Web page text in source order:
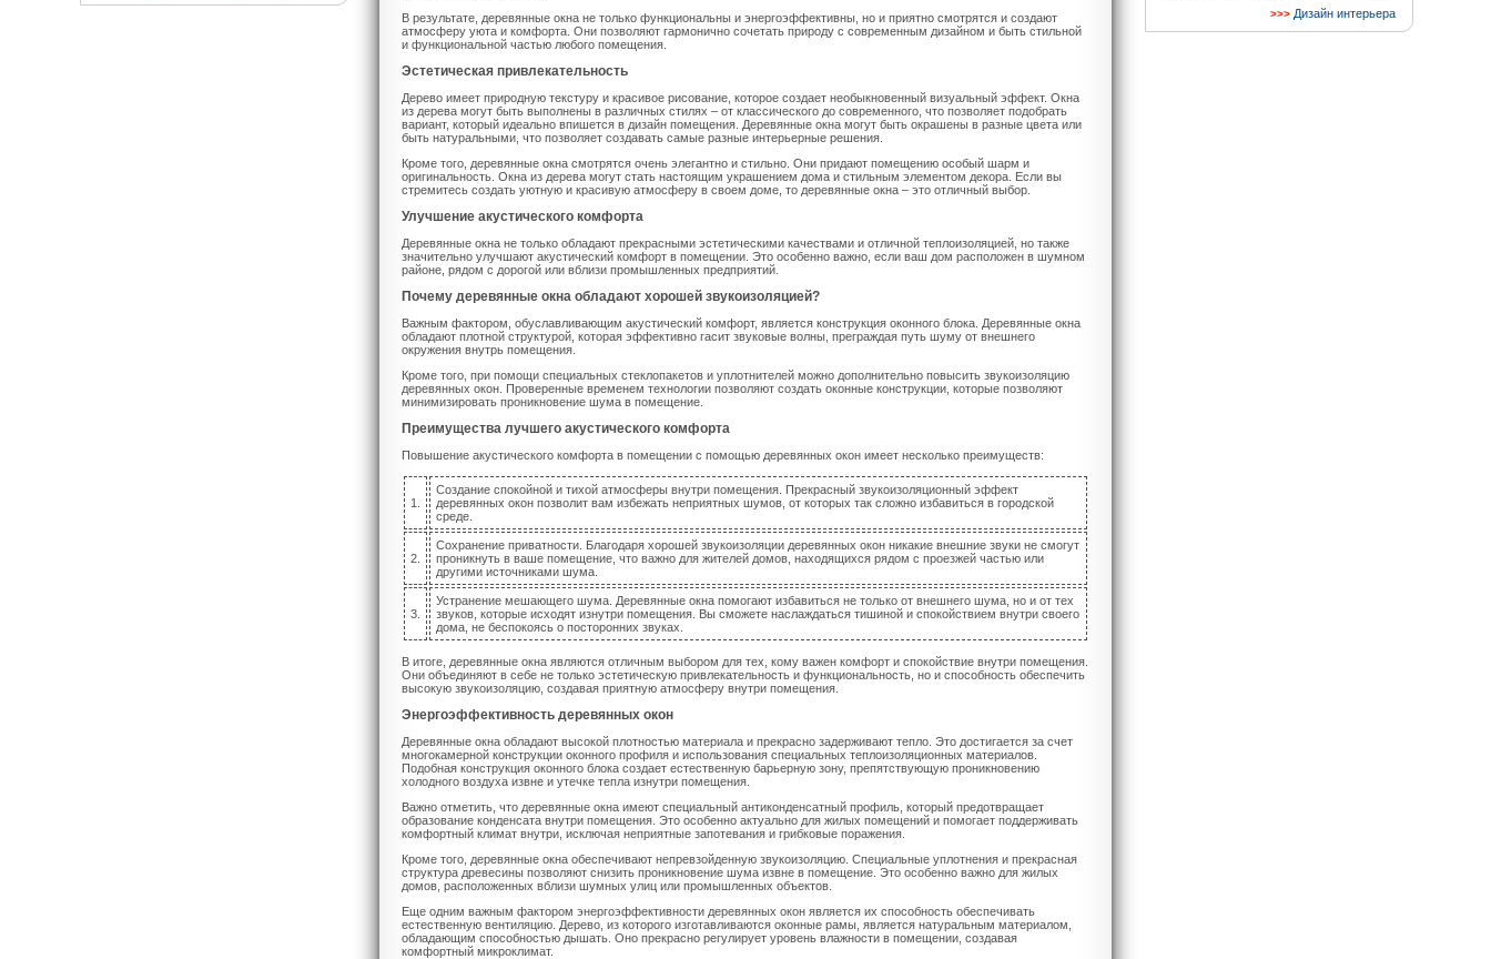
В результате, деревянные окна не только функциональны и энергоэффективны, но и приятно смотрятся и создают
атмосферу уюта и комфорта. Они позволяют гармонично сочетать природу с современным дизайном и быть стильной
и функциональной частью любого помещения.
Эстетическая привлекательность
Дерево имеет природную текстуру и красивое рисование, которое создает необыкновенный визуальный эффект. Окна
из дерева могут быть выполнены в различных стилях – от классического до современного, что позволяет подобрать
вариант, который идеально впишется в дизайн помещения. Деревянные окна могут быть окрашены в разные цвета или
быть натуральными, что позволяет создавать самые разные интерьерные решения.
Кроме того, деревянные окна смотрятся очень элегантно и стильно. Они придают помещению особый шарм и
оригинальность. Окна из дерева могут стать настоящим украшением дома и стильным элементом декора. Если вы
стремитесь создать уютную и красивую атмосферу в своем доме, то деревянные окна – это отличный выбор.
Улучшение акустического комфорта
Деревянные окна не только обладают прекрасными эстетическими качествами и отличной теплоизоляцией, но также
значительно улучшают акустический комфорт в помещении. Это особенно важно, если ваш дом расположен в шумном
районе, рядом с дорогой или вблизи промышленных предприятий.
Почему деревянные окна обладают хорошей звукоизоляцией?
Важным фактором, обуславливающим акустический комфорт, является конструкция оконного блока. Деревянные окна
обладают плотной структурой, которая эффективно гасит звуковые волны, преграждая путь шуму от внешнего
окружения внутрь помещения.
Кроме того, при помощи специальных стеклопакетов и уплотнителей можно дополнительно повысить звукоизоляцию
деревянных окон. Проверенные временем технологии позволяют создать оконные конструкции, которые позволяют
минимизировать проникновение шума в помещение.
Преимущества лучшего акустического комфорта
Повышение акустического комфорта в помещении с помощью деревянных окон имеет несколько преимуществ:
1.
Создание спокойной и тихой атмосферы внутри помещения. Прекрасный звукоизоляционный эффект
деревянных окон позволит вам избежать неприятных шумов, от которых так сложно избавиться в городской
среде.
2.
Сохранение приватности. Благодаря хорошей звукоизоляции деревянных окон никакие внешние звуки не смогут
проникнуть в ваше помещение, что важно для жителей домов, находящихся рядом с проезжей частью или
другими источниками шума.
3.
Устранение мешающего шума. Деревянные окна помогают избавиться не только от внешнего шума, но и от тех
звуков, которые исходят изнутри помещения. Вы сможете наслаждаться тишиной и спокойствием внутри своего
дома, не беспокоясь о посторонних звуках.
В итоге, деревянные окна являются отличным выбором для тех, кому важен комфорт и спокойствие внутри помещения.
Они объединяют в себе не только эстетическую привлекательность и функциональность, но и способность обеспечить
высокую звукоизоляцию, создавая приятную атмосферу внутри помещения.
Энергоэффективность деревянных окон
Деревянные окна обладают высокой плотностью материала и прекрасно задерживают тепло. Это достигается за счет
многокамерной конструкции оконного профиля и использования специальных теплоизоляционных материалов.
Подобная конструкция оконного блока создает естественную барьерную зону, препятствующую проникновению
холодного воздуха извне и утечке тепла изнутри помещения.
Важно отметить, что деревянные окна имеют специальный антиконденсатный профиль, который предотвращает
образование конденсата внутри помещения. Это особенно актуально для жилых помещений и помогает поддерживать
комфортный климат внутри, исключая неприятные запотевания и грибковые поражения.
Кроме того, деревянные окна обеспечивают непревзойденную звукоизоляцию. Специальные уплотнения и прекрасная
структура древесины позволяют снизить проникновение шума извне в помещение. Это особенно важно для жилых
домов, расположенных вблизи шумных улиц или промышленных объектов.
Еще одним важным фактором энергоэффективности деревянных окон является их способность обеспечивать
естественную вентиляцию. Дерево, из которого изготавливаются оконные рамы, является натуральным материалом,
обладающим способностью дышать. Оно прекрасно регулирует уровень влажности в помещении, создавая
комфортный микроклимат.
Дизайн интерьера